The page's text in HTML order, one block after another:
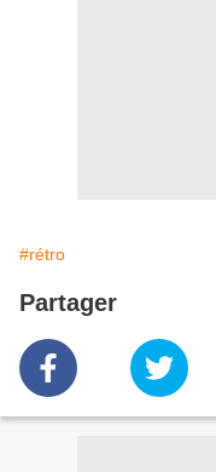
#rétro
Partager